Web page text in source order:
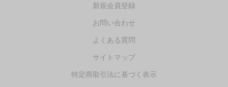
新規会員登録
お問い合わせ
よくある質問
サイトマップ
特定商取引法に基づく表示